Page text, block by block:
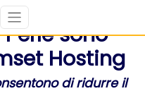
sono
Hosting
di ridurre il